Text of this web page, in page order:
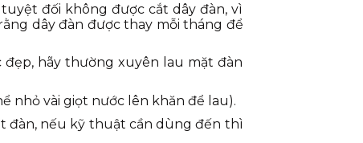
đối không được cắt dây đàn, vì
dây đàn được thay mỗi tháng để
hãy thường xuyên lau mặt đàn
nhỏ vài giọt nước lên khăn để lau).
đàn, nếu kỹ thuật cần dùng đến thì